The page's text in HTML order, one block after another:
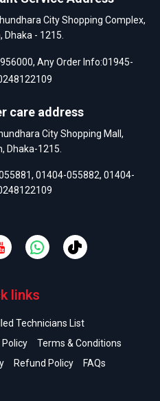
City Shopping Complex,
Dhaka - 1215.
, Any Order Info:01945-
care address
City Shopping Mall,
Dhaka-1215.
, 01404-055882, 01404-
links
Technicians List
Terms & Conditions
Refund Policy FAQs